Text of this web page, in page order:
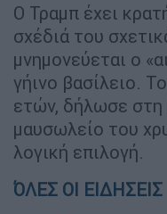
Ο Τραμπ έχει
σχέδιά του
μνημονεύεται ο
γήινο βασίλειο.
ετών, δήλωσε στη
μαυσωλείο του
λογική επιλογή.
ΌΛΕΣ ΟΙ ΕΙΔΗΣΕΙΣ